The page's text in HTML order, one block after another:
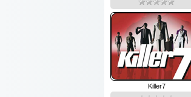
Killer7